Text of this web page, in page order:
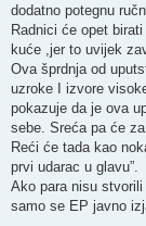
dodatno potegnu
Radnici će opet
kuće ,jer to uvijek
Ova šprdnja od
uzroke I izvore
pokazuje da je ova
sebe. Sreća pa će
Reći će tada kao
prvi udarac u glavu”.
Ako para nisu stvorili
samo se EP javno